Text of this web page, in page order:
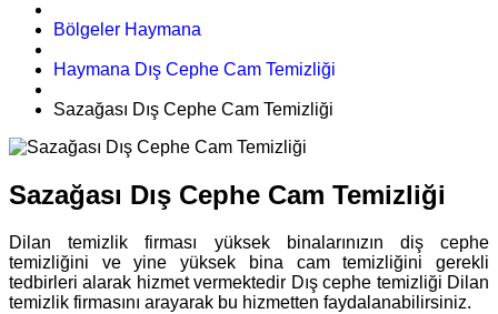
Bölgeler Haymana
Haymana Dış Cephe Cam Temizliği
Sazağası Dış Cephe Cam Temizliği
Sazağası Dış Cephe Cam Temizliği
Dilan temizlik firması yüksek binalarınızın diş cephe
temizliğini ve yine yüksek bina cam temizliğini gerekli
tedbirleri alarak hizmet vermektedir Dış cephe temizliği Dilan
temizlik firmasını arayarak bu hizmetten faydalanabilirsiniz.